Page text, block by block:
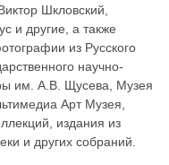
Шкловский,
и другие, а также
из Русского
научно-
им. А.В. Щусева, Музея
Арт Музея,
издания из
и других собраний.